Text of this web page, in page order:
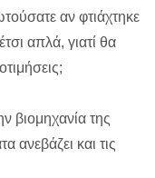
αν φτιάχτηκε
απλά, γιατί θα
βιομηχανία της
ανεβάζει και τις